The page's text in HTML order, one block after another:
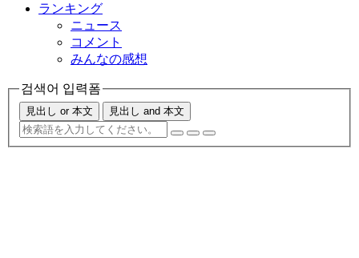
ランキング
ニュース
コメント
みんなの感想
검색어 입력폼
見出し or 本文 見出し and 本文